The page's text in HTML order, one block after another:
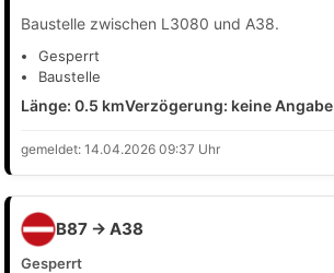
Baustelle zwischen L3080 und A38.
Gesperrt
Baustelle
Länge: 0.5 kmVerzögerung: keine Angabe
gemeldet: 14.04.2026 09:37 Uhr
B87 → A38
Gesperrt